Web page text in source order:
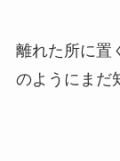
離れた所に置
のようにまだ